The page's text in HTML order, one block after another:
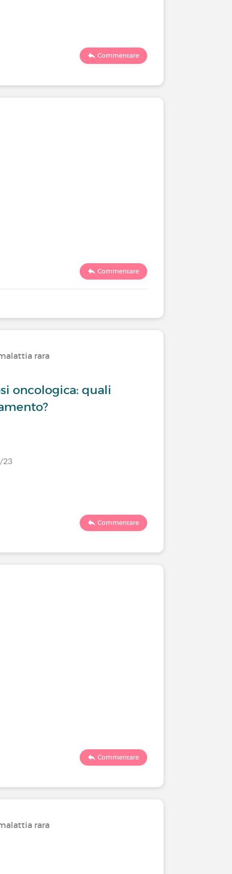
Commentare
Commentare
rara
oncologica: quali
23
Commentare
Commentare
rara